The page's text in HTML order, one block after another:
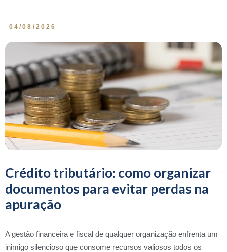
Crédito tributário: como organizar
documentos para evitar perdas na
apuração
04/08/2026
A gestão financeira e fiscal de qualquer organização enfrenta um
inimigo silencioso que consome recursos valiosos todos os